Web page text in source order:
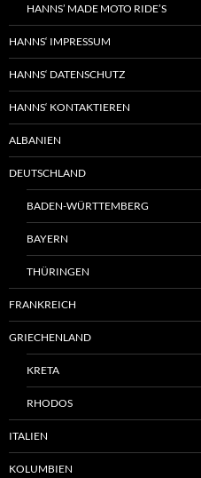
HANNS’ MADE MOTO RIDE’S
HANNS‘ IMPRESSUM
HANNS‘ DATENSCHUTZ
HANNS‘ KONTAKTIEREN
ALBANIEN
DEUTSCHLAND
BADEN-WÜRTTEMBERG
BAYERN
THÜRINGEN
FRANKREICH
GRIECHENLAND
KRETA
RHODOS
ITALIEN
KOLUMBIEN